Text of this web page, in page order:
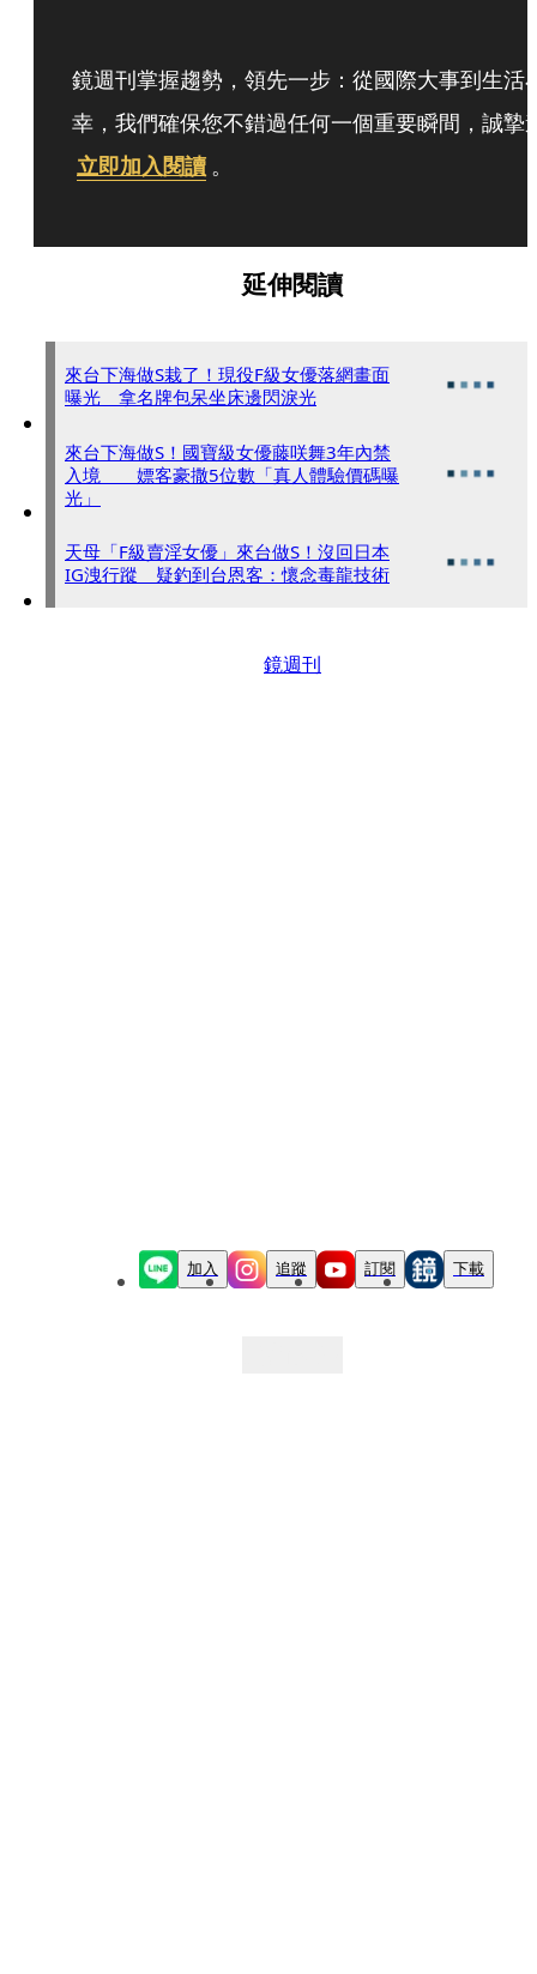
鏡週刊掌握趨勢，領先一步：從國際大事到生活
幸，我們確保您不錯過任何一個重要瞬間，誠摯
立即加入閱讀 。
延伸閱讀
來台下海做S栽了！現役F級女優落網畫面
曝光 拿名牌包呆坐床邊閃淚光
來台下海做S！國寶級女優藤咲舞3年內禁
入境 嫖客豪撒5位數「真人體驗價碼曝
光」
天母「F級賣淫女優」來台做S！沒回日本
IG洩行蹤 疑釣到台恩客：懷念毒龍技術
鏡週刊
加入 追蹤 訂閱 下載